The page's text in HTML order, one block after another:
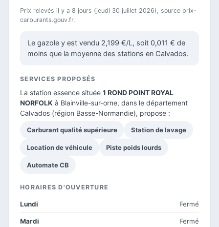
Prix relevés il y a 8 jours (jeudi 30 juillet 2026), source prix-
carburants.gouv.fr.
Le gazole y est vendu 2,199 €/L, soit 0,011 € de
moins que la moyenne des stations en Calvados.
SERVICES PROPOSÉS
La station essence située 1 ROND POINT ROYAL
NORFOLK à Blainville-sur-orne, dans le département
Calvados (région Basse-Normandie), propose :
Carburant qualité supérieure Station de lavage
Location de véhicule Piste poids lourds
Automate CB
HORAIRES D'OUVERTURE
Lundi Fermé
Mardi Fermé